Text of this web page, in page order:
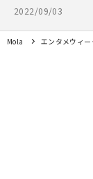
2022/09/03
Mola エンタメウィー